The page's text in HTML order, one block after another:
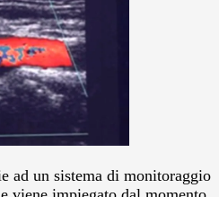
ad un sistema di monitoraggio